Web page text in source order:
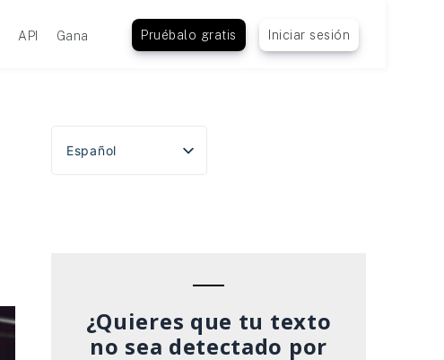
API Gana Pruébalo gratis Iniciar sesión
Español
English
¿Quieres que tu texto
no sea detectado por